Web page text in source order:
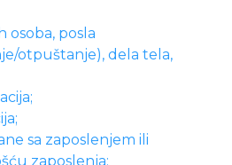
osoba, posla
otpuštanje), dela tela,
sa zaposlenjem ili
zaposlenja;